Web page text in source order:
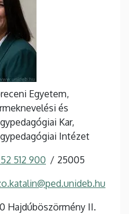
Egyetem,
és
Kar,
Intézet
512 900 25005
Hajdúböszörmény II.